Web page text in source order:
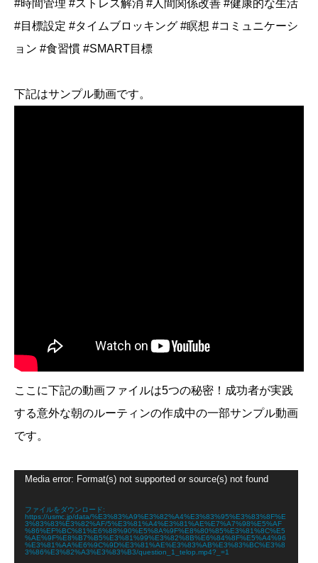
#時間管理 #ストレス解消 #人間関係改善 #健康的な生活
#目標設定 #タイムブロッキング #瞑想 #コミュニケーシ
ョン #食習慣 #SMART目標
下記はサンプル動画です。
ここに下記の動画ファイルは5つの秘密！成功者が実践
する意外な朝のルーティンの作成中の一部サンプル動画
です。
Media error: Format(s) not supported or source(s) not found
ファイルをダウンロード:
https://usmc.jp/data/%E3%83%A9%E3%82%A4%E3%83%95%E3%83%8F%E
3%83%83%E3%82%AF/5%E3%81%A4%E3%81%AE%E7%A7%98%E5%AF
%86%EF%BC%81%E6%88%90%E5%8A%9F%E8%80%85%E3%81%8C%E5
%AE%9F%E8%B7%B5%E3%81%99%E3%82%8B%E6%84%8F%E5%A4%96
%E3%81%AA%E6%9C%9D%E3%81%AE%E3%83%AB%E3%83%BC%E3%8
3%86%E3%82%A3%E3%83%B3/question_1_telop.mp4?_=1